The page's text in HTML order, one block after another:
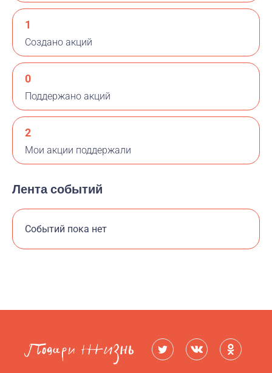
1
Создано акций
0
Поддержано акций
2
Мои акции поддержали
Лента событий
Событий пока нет